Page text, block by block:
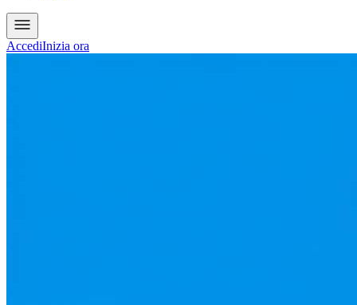
AccediInizia ora